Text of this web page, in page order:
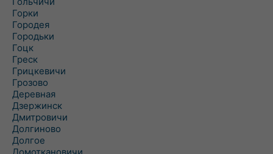
Горки
Городея
Городьки
Гоцк
Греск
Грицкевичи
Грозово
Деревная
Дзержинск
Дмитровичи
Долгиново
Долгое